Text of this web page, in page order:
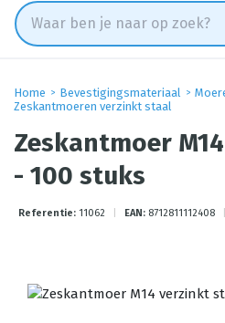
Home Bevestigingsmateriaal
Zeskantmoeren verzinkt staal
Zeskantmoer
- 100 stuks
Referentie: 11062 EAN: 8712811112408